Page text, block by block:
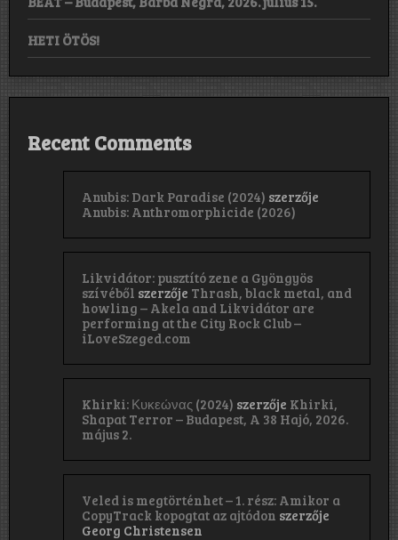
HETI ÖTÖS!
Recent Comments
Anubis: Dark Paradise (2024) szerzője
Anubis: Anthromorphicide (2026)
Likvidátor: pusztító zene a Gyöngyös
szívéből szerzője Thrash, black metal, and
howling – Akela and Likvidátor are
performing at the City Rock Club –
iLoveSzeged.com
Khirki: Κ​υ​κ​ε​ώ​ν​α​ς (2024) szerzője Khirki,
Shapat Terror – Budapest, A 38 Hajó, 2026.
május 2.
Veled is megtörténhet – 1. rész: Amikor a
CopyTrack kopogtat az ajtódon szerzője
Georg Christensen